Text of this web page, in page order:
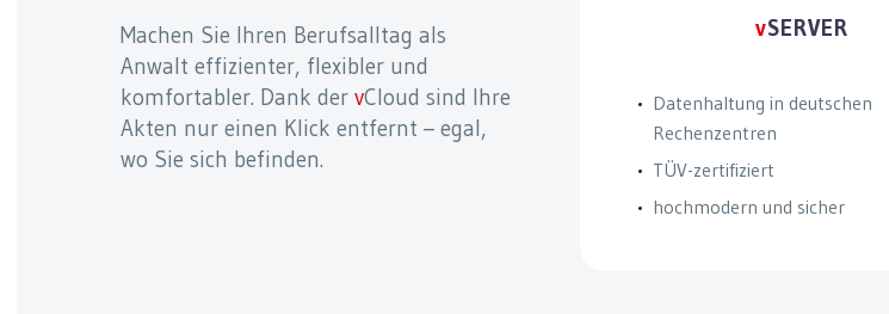
Machen Sie Ihren Berufsalltag als
Anwalt effizienter, flexibler und
komfortabler. Dank der vCloud sind Ihre
Akten nur einen Klick entfernt – egal,
wo Sie sich befinden.
vSERVER
Datenhaltung in deutschen
Rechenzentren
TÜV-zertifiziert
hochmodern und sicher